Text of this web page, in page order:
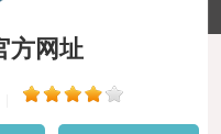
方网址